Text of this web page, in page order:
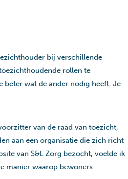
bij verschillende
rollen te
beter wat de ander nodig heeft. Je
van de raad van toezicht,
aan een organisatie die zich richt
van S&L Zorg bezocht, voelde ik
manier waarop bewoners